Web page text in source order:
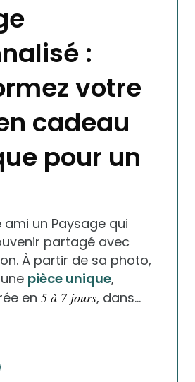
:
votre
cadeau
pour un
un Paysage qui
partagé avec
À partir de sa photo,
pièce unique,
en 5 à 7 jours, dans…